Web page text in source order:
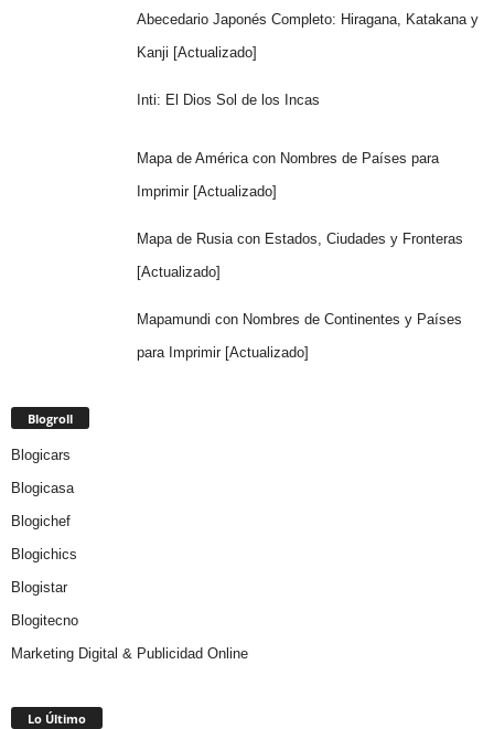
Abecedario Japonés Completo: Hiragana, Katakana y
Kanji [Actualizado]
Inti: El Dios Sol de los Incas
Mapa de América con Nombres de Países para
Imprimir [Actualizado]
Mapa de Rusia con Estados, Ciudades y Fronteras
[Actualizado]
Mapamundi con Nombres de Continentes y Países
para Imprimir [Actualizado]
Blogroll
Blogicars
Blogicasa
Blogichef
Blogichics
Blogistar
Blogitecno
Marketing Digital & Publicidad Online
Lo Último